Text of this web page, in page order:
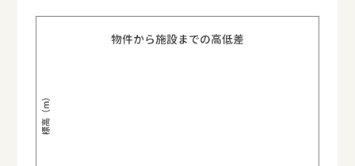
物件から施設までの高低差
標高（m）